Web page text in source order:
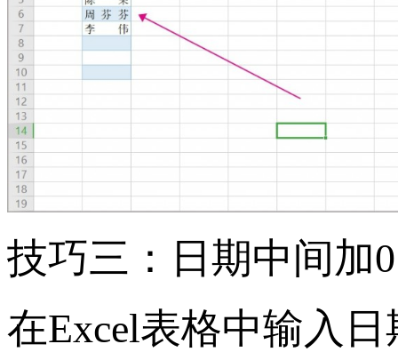
技巧三：日期中间加0
在Excel表格中输入